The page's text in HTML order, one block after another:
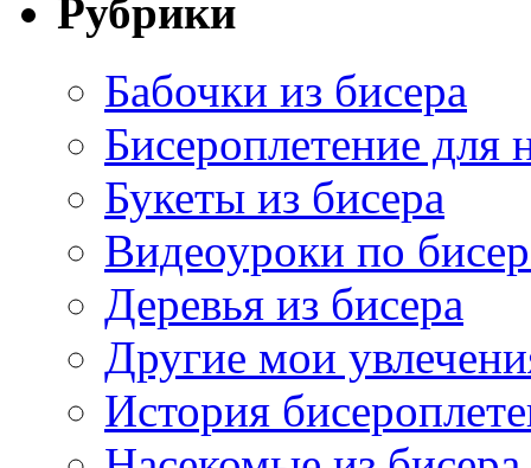
Рубрики
Бабочки из бисера
Бисероплетение
Букеты из бисера
Видеоуроки по
Деревья из бисера
Другие мои
История